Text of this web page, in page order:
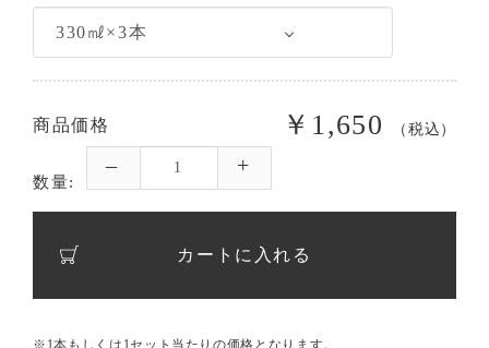
商品価格 ￥1,650 （税込）
数量:
カートに入れる
※1本もしくは1セット当たりの価格となります。